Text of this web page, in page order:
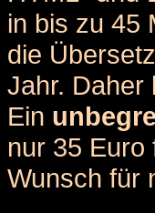
in bis zu 45
die
Jahr. Daher
Ein
nur 35 Euro
Wunsch für